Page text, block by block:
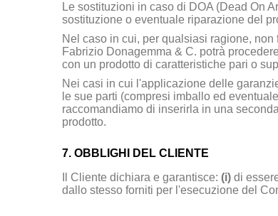
Le sostituzioni in caso di DOA (Dead On
sostituzione o eventuale riparazione del
Nel caso in cui, per qualsiasi ragione,
Fabrizio Donagemma & C. potrà
con un prodotto di caratteristiche pari o
Nei casi in cui l'applicazione delle
le sue parti (compresi imballo ed
raccomandiamo di inserirla in una
prodotto.
7. OBBLIGHI DEL CLIENTE
Il Cliente dichiara e garantisce: (i) di
dallo stesso forniti per l'esecuzione del